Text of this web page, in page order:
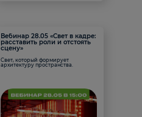
Вебинар 28.05 «Свет в кадре:
расставить роли и отстоять
сцену»
Свет, который формирует
архитектуру пространства.